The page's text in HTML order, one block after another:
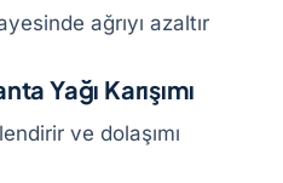
ağrıyı azaltır
Yağı Karışımı
ve dolaşımı